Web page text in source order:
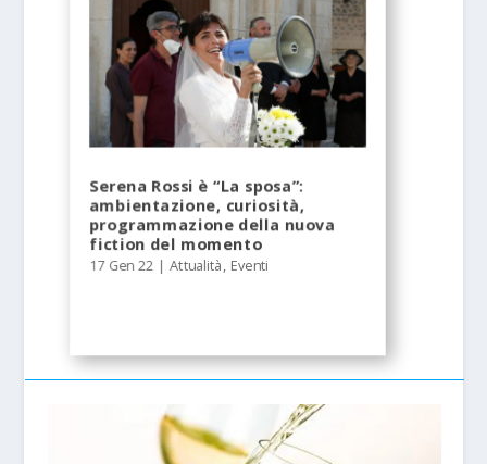
Serena Rossi è “La sposa”:
ambientazione, curiosità,
programmazione della nuova
fiction del momento
17 Gen 22 |Attualità, Eventi